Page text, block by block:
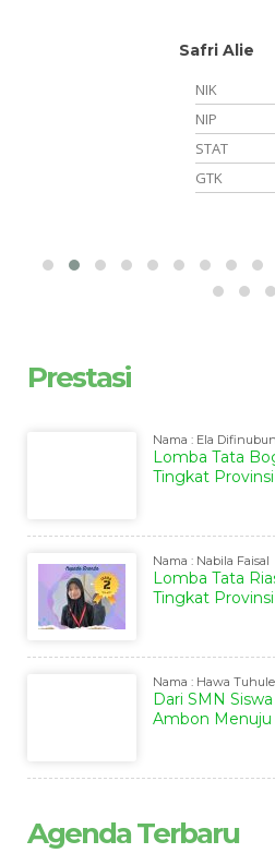
Safri Alie
NIK
NIP
STAT
GTK
Prestasi
Nama : Ela Difinubun
Lomba Tata
Tingkat
Nama : Nabila Faisal
Lomba Tata
Tingkat
Nama : Hawa
Dari SMN
Ambon Menuju
Agenda Terbaru